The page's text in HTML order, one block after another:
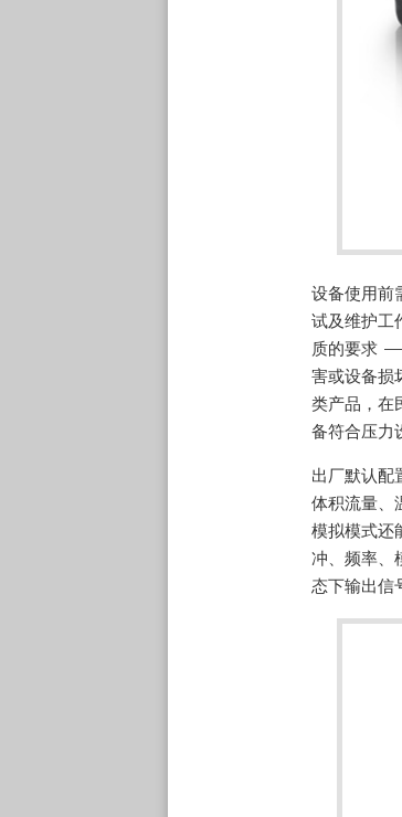
设备使用前
试及维护工
质的要求
害或设备损
类产品，在
备符合压力
出厂默认配
体积流量、
模拟模式还
冲、频率、
态下输出信